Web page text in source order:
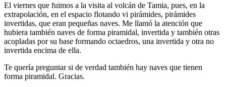
El viernes que fuimos a la visita al volcán de Tamia, pues, en la
extrapolación, en el espacio flotando vi pirámides, pirámides
invertidas, que eran pequeñas naves. Me llamó la atención que
hubiera también naves de forma piramidal, invertida y también otras
acopladas por su base formando octaedros, una invertida y otra no
invertida encima de ella.
Te quería preguntar si de verdad también hay naves que tienen
forma piramidal. Gracias.